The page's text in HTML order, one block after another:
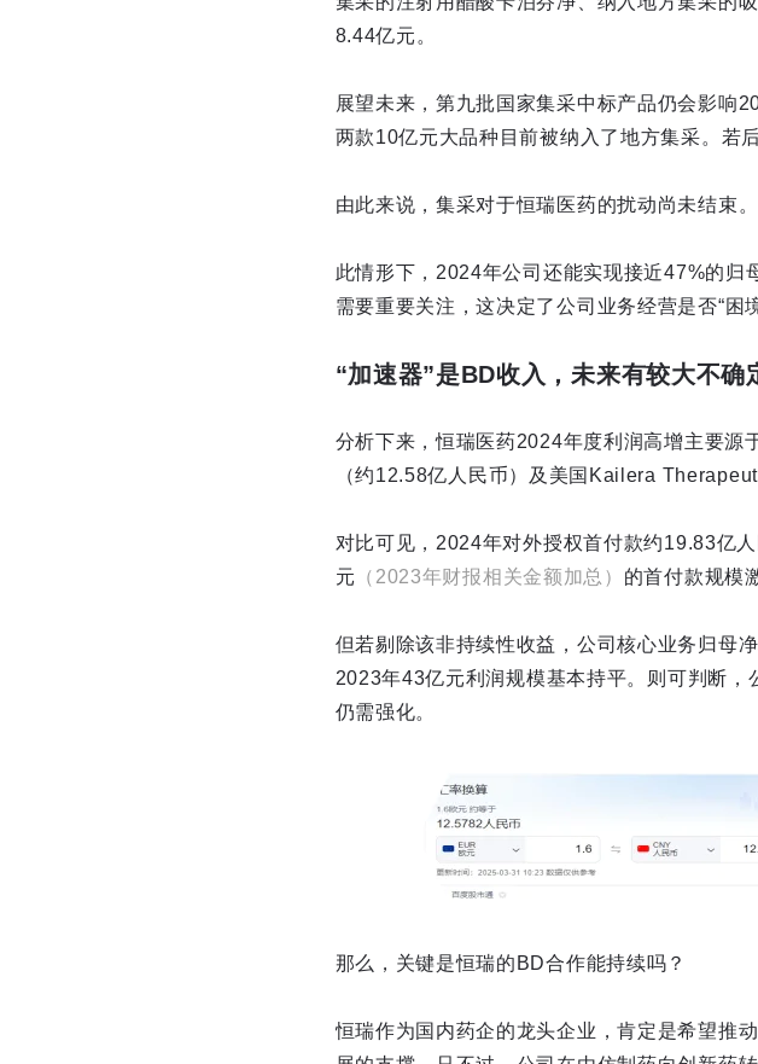
8.44亿元。
展望未来，第九批国家集采中标产品仍会影响
两款10亿元大品种目前被纳入了地方集采。若
由此来说，集采对于恒瑞医药的扰动尚未结束。
此情形下，2024年公司还能实现接近47%的归
需要重要关注，这决定了公司业务经营是否“困
“加速器”是BD收入，未来有较大不确
分析下来，恒瑞医药2024年度利润高增主要
（约12.58亿人民币）及美国Kailera
对比可见，2024年对外授权首付款约19.83亿
元 （2023年财报相关金额加总） 的首付款规模
但若剔除该非持续性收益，公司核心业务归母
2023年43亿元利润规模基本持平。则可判断
仍需强化。
那么，关键是恒瑞的BD合作能持续吗？
恒瑞作为国内药企的龙头企业，肯定是希望推